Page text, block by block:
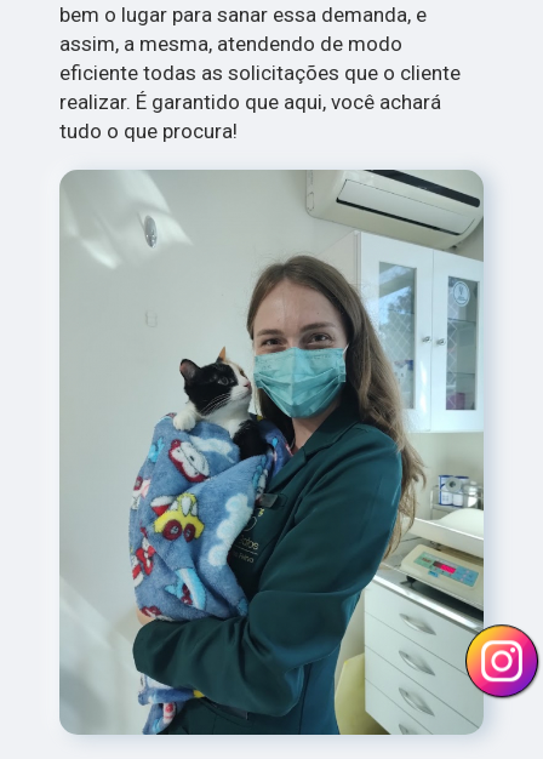
bem o lugar para sanar essa demanda, e
assim, a mesma, atendendo de modo
eficiente todas as solicitações que o cliente
realizar. É garantido que aqui, você achará
tudo o que procura!